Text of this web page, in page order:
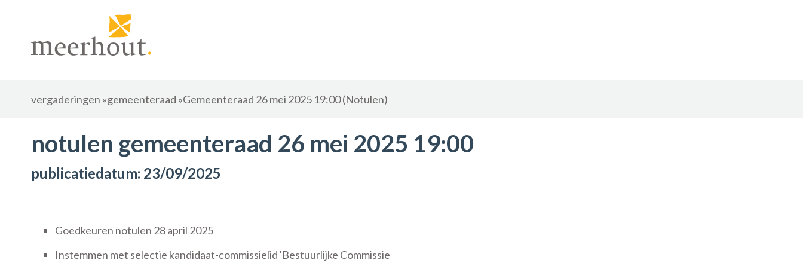
vergaderingen »gemeenteraad »Gemeenteraad 26 mei 2025 19:00 (Notulen)
notulen gemeenteraad 26 mei 2025 19:00
publicatiedatum: 23/09/2025
Goedkeuren notulen 28 april 2025
Instemmen met selectie kandidaat-commissielid 'Bestuurlijke Commissie